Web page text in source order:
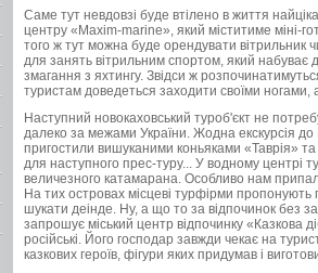
Саме тут невдовзі буде втілено в життя
центру «Maxim-marine», який міститиме міні-
того ж тут можна буде орендувати вітрильник
для занять вітрильним спортом, який набуває
змагання з яхтингу. Звідси ж
туристам доведеться заходити своїми
Наступний новокаховський туроб'єкт не
далеко за межами України. Жодна екскурсія до
пригостили вишуканими коньяками «Таврія»
для наступного прес-туру... У водному центрі
величезного катамарана. Особливо нам
На тих островах місцеві турфірми пропонують
шукати деінде. Ну, а що то за відпочинок без
запрошує міський центр відпочинку «Казкова
російські. Його господар завжди чекає на
казкових героїв, фігури яких придумав і